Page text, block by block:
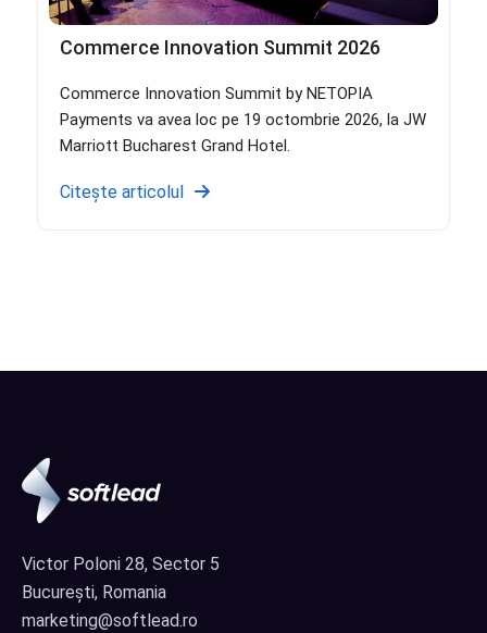
Commerce Innovation Summit 2026
Commerce Innovation Summit by NETOPIA
Payments va avea loc pe 19 octombrie 2026, la JW
Marriott Bucharest Grand Hotel.
Citește articolul
Victor Poloni 28, Sector 5
București, Romania
marketing@softlead.ro